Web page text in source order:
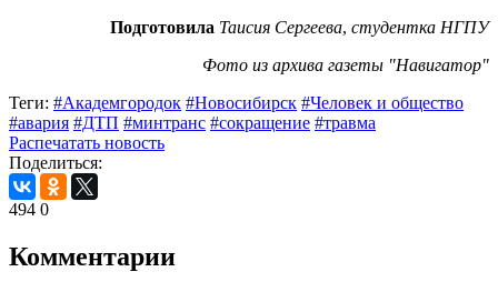
Подготовила Таисия Сергеева, студентка НГПУ
Фото из архива газеты "Навигатор"
Теги: #Академгородок #Новосибирск #Человек и общество
#авария #ДТП #минтранс #сокращение #травма
Распечатать новость
Поделиться:
494 0
Комментарии